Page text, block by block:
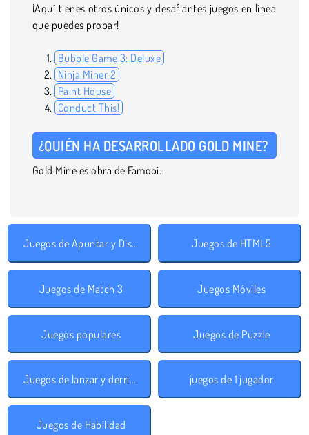
¡Aquí tienes otros únicos y desafiantes juegos en línea
que puedes probar!
Bubble Game 3: Deluxe
Ninja Miner 2
Paint House
Conduct This!
¿QUIÉN HA DESARROLLADO GOLD MINE?
Gold Mine es obra de Famobi.
Juegos de Apuntar y Disparar Juegos de HTML5
Juegos de Match 3 Juegos Móviles
Juegos populares Juegos de Puzzle
Juegos de lanzar y derribar juegos de 1 jugador
Juegos de Habilidad